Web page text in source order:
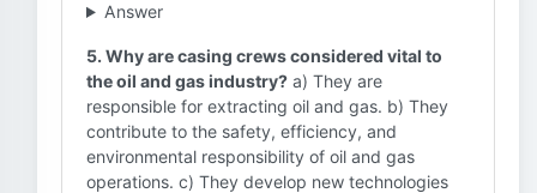
Answer
5. Why are casing crews considered vital to
the oil and gas industry? a) They are
responsible for extracting oil and gas. b) They
contribute to the safety, efficiency, and
environmental responsibility of oil and gas
operations. c) They develop new technologies